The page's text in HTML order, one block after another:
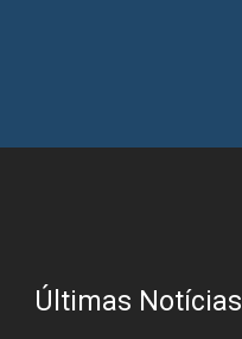
Últimas Notícias